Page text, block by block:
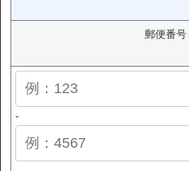
郵便番号
-